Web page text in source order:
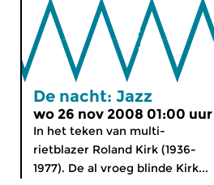
De nacht: Jazz
wo 26 nov 2008 01:00 uur
In het teken van multi-
rietblazer Roland Kirk (1936-
1977). De al vroeg blinde Kirk...